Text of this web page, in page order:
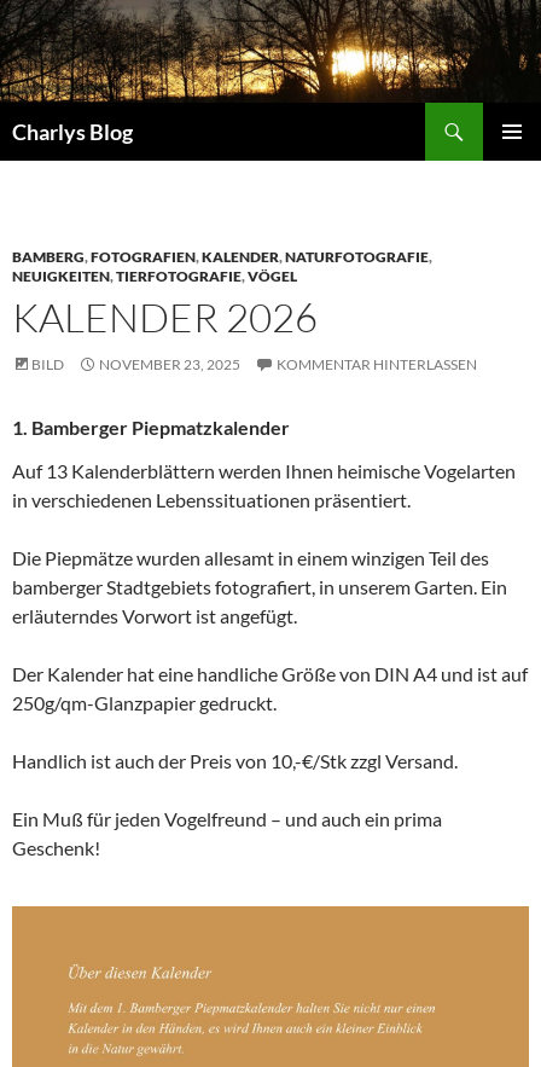
Zum
Inhalt
springen
Charlys Blog
BAMBERG,FOTOGRAFIEN,KALENDER,NATURFOTOGRAFIE,
NEUIGKEITEN,TIERFOTOGRAFIE,VÖGEL
KALENDER 2026
BILD NOVEMBER 23, 2025 KOMMENTAR HINTERLASSEN
1. Bamberger Piepmatzkalender
Auf 13 Kalenderblättern werden Ihnen heimische Vogelarten
in verschiedenen Lebenssituationen präsentiert.
Die Piepmätze wurden allesamt in einem winzigen Teil des
bamberger Stadtgebiets fotografiert, in unserem Garten. Ein
erläuterndes Vorwort ist angefügt.
Der Kalender hat eine handliche Größe von DIN A4 und ist auf
250g/qm-Glanzpapier gedruckt.
Handlich ist auch der Preis von 10,-€/Stk zzgl Versand.
Ein Muß für jeden Vogelfreund – und auch ein prima
Geschenk!